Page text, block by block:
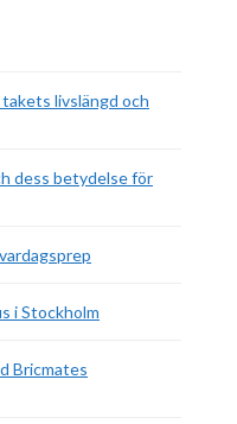
livslängd och
dess betydelse för
i Stockholm
Bricmates